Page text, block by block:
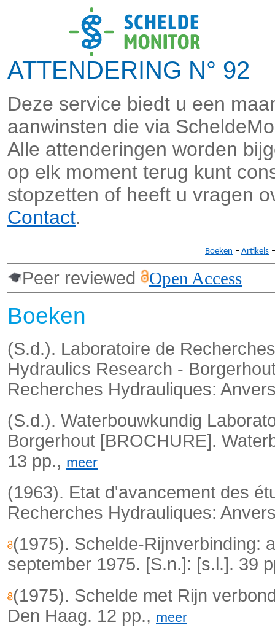
ATTENDERING N°
Deze service biedt u een
aanwinsten die via
Alle attenderingen worden
op elk moment terug kunt
stopzetten of heeft u vragen
Contact.
Boeken – Artikels
Peer reviewed Open Access
Boeken
(S.d.). Laboratoire de
Hydraulics Research -
Recherches Hydrauliques:
(S.d.). Waterbouwkundig
Borgerhout [BROCHURE].
13 pp., meer
(1963). Etat d'avancement des
Recherches Hydrauliques:
(1975). Schelde-Rijnverbinding:
september 1975. [S.n.]: [s.l.]. 39
(1975). Schelde met Rijn
Den Haag. 12 pp., meer